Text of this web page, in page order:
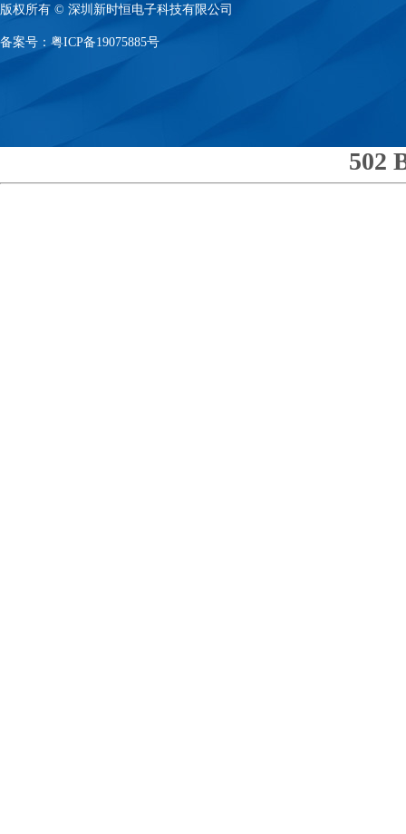
版权所有 © 深圳新时恒电子科技有限公司
备案号： 粤ICP备19075885号
502